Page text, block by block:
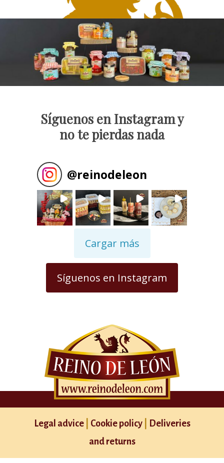
Síguenos en Instagram y
no te pierdas nada
@reinodeleon
Cargar más
Síguenos en Instagram
Legal advice| Cookie policy|
Deliveries
and returns